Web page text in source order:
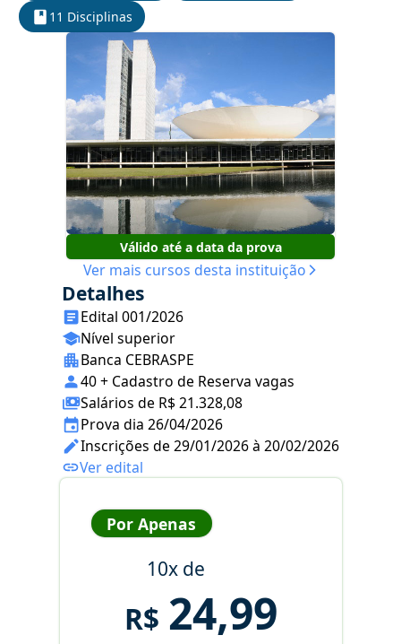
11 Disciplinas
Válido até a data da prova
Ver mais cursos desta instituição
Detalhes
Edital 001/2026
Nível superior
Banca CEBRASPE
40 + Cadastro de Reserva vagas
Salários de R$ 21.328,08
Prova dia 26/04/2026
Inscrições de 29/01/2026 à 20/02/2026
Ver edital
Por Apenas
10x de
R$ 24,99